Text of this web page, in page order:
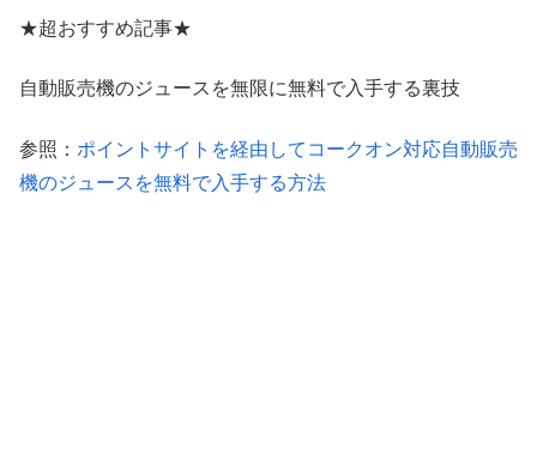
★超おすすめ記事★
自動販売機のジュースを無限に無料で入手する裏技
参照： ポイントサイトを経由してコークオン対応自動販売
機のジュースを無料で入手する方法